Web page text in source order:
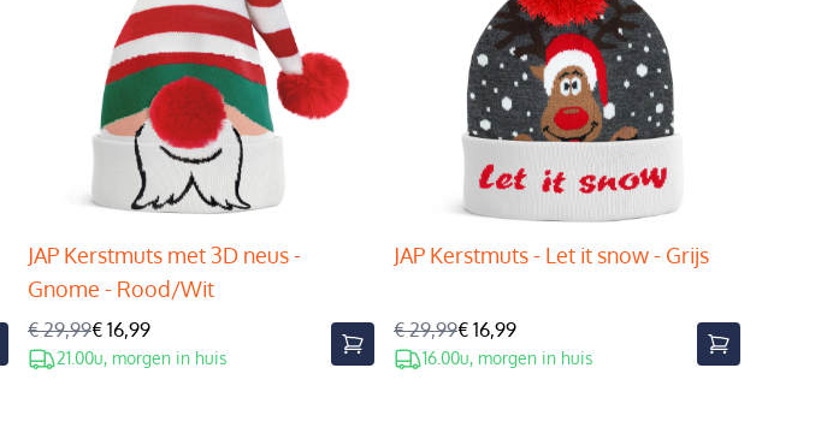
JAP Kerstmuts met 3D neus -
Gnome - Rood/Wit
€ 29,99€ 16,99
21.00u, morgen in huis
JAP Kerstmuts - Let it snow - Grijs
€ 29,99€ 16,99
16.00u, morgen in huis